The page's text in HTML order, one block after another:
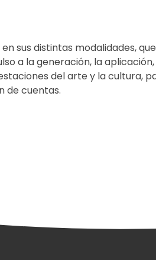
sus distintas modalidades,
a la generación, la
del arte y la cultura,
de cuentas.